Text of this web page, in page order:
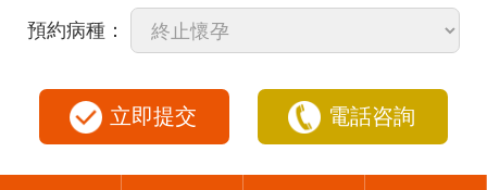
預約病種：
立即提交 電話咨詢